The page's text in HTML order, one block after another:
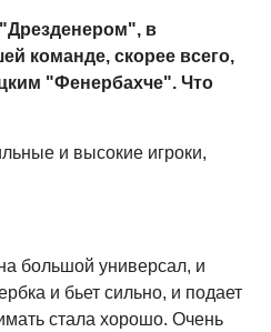
в
команде, скорее всего,
"Фенербахче". Что
и высокие игроки,
большой универсал, и
и бьет сильно, и подает
стала хорошо. Очень